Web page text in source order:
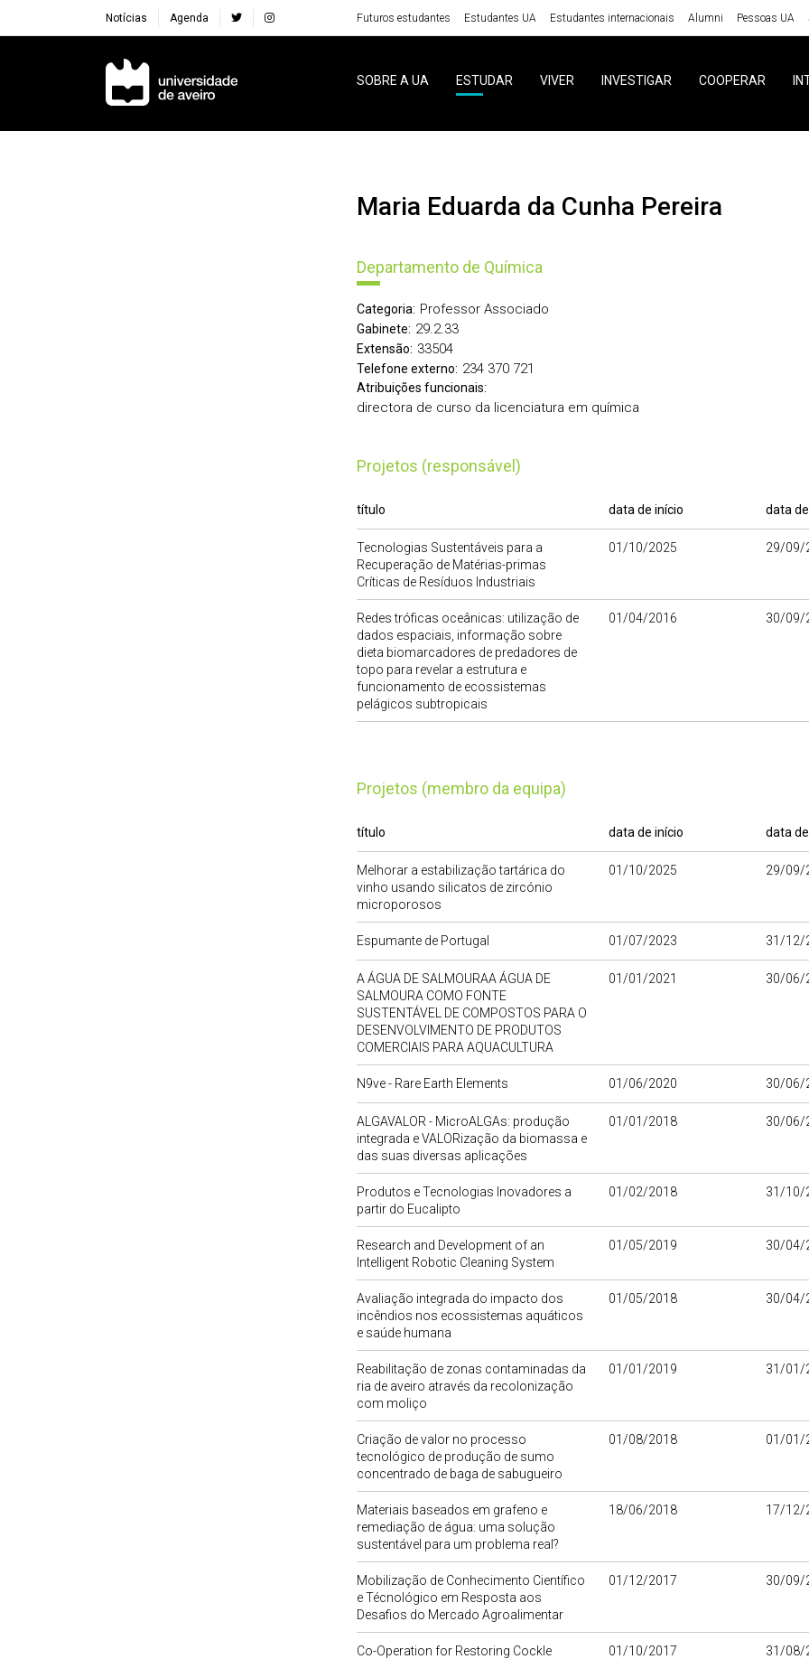
Notícias Agenda Futuros estudantes Estudantes UA Estudantes internacionais Alumni Pessoas UA
Navegação Principal
SOBRE A UA ESTUDAR VIVER INVESTIGAR COOPERAR
Maria Eduarda da Cunha Pereira
Departamento de Química
Categoria: Professor Associado
Gabinete: 29.2.33
Extensão: 33504
Telefone externo: 234 370 721
Atribuições funcionais:
directora de curso da licenciatura em química
Projetos (responsável)
título data de início data
Tecnologias Sustentáveis para a
Recuperação de Matérias-primas
Críticas de Resíduos Industriais
01/10/2025 29/09/
Redes tróficas oceânicas: utilização de
dados espaciais, informação sobre
dieta biomarcadores de predadores de
topo para revelar a estrutura e
funcionamento de ecossistemas
pelágicos subtropicais
01/04/2016 30/09/
Projetos (membro da equipa)
título data de início data
Melhorar a estabilização tartárica do
vinho usando silicatos de zircónio
microporosos
01/10/2025 29/09/
Espumante de Portugal 01/07/2023 31/12/
A ÁGUA DE SALMOURAA ÁGUA DE
SALMOURA COMO FONTE
SUSTENTÁVEL DE COMPOSTOS PARA O
DESENVOLVIMENTO DE PRODUTOS
COMERCIAIS PARA AQUACULTURA
01/01/2021 30/06/
N9ve - Rare Earth Elements 01/06/2020 30/06/
ALGAVALOR - MicroALGAs: produção
integrada e VALORização da biomassa e
das suas diversas aplicações
01/01/2018 30/06/
Produtos e Tecnologias Inovadores a
partir do Eucalipto
01/02/2018 31/10/
Research and Development of an
Intelligent Robotic Cleaning System
01/05/2019 30/04/
Avaliação integrada do impacto dos
incêndios nos ecossistemas aquáticos
e saúde humana
01/05/2018 30/04/
Reabilitação de zonas contaminadas da
ria de aveiro através da recolonização
com moliço
01/01/2019 31/01/
Criação de valor no processo
tecnológico de produção de sumo
concentrado de baga de sabugueiro
01/08/2018 01/01/
Materiais baseados em grafeno e
remediação de água: uma solução
sustentável para um problema real?
18/06/2018 17/12/
Mobilização de Conhecimento Científico
e Técnológico em Resposta aos
Desafios do Mercado Agroalimentar
01/12/2017 30/09/
Co-Operation for Restoring Cockle
01/10/2017 31/08/